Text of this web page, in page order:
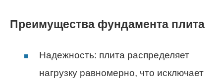
Преимущества фундамента плита
Надежность: плита распределяет
нагрузку равномерно, что исключает